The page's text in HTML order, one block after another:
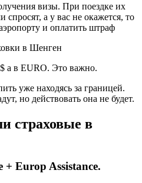
визы. При поездке их
а у вас не окажется, то
и оплатить штраф
а в EURO. Это важно.
уже находясь за границей.
но действовать она не будет.
страховые в
Europ Assistance.